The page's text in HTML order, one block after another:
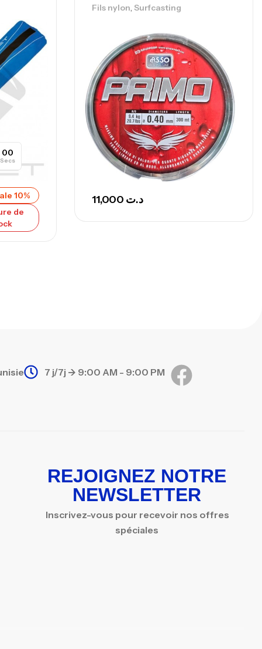
Sunset Secret Cove 420 Cm 100
G
,Surfcasting
00
Secs
10%
de
Fils nylon, Surfcasting
د.ت
7 j/7j -> 9:00 AM - 9:00 PM
REJOIGNEZ NOTRE
NEWSLETTER
Inscrivez-vous pour recevoir nos offres
spéciales